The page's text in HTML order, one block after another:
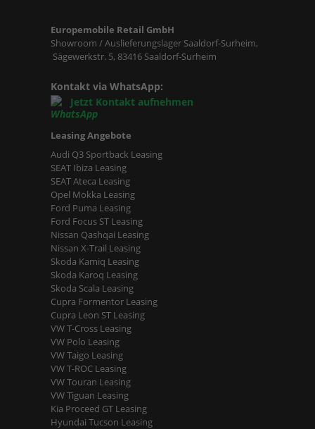
Europemobile Retail GmbH
Showroom / Auslieferungslager Saaldorf-Surheim,
Sägewerkstr. 5, 83416 Saaldorf-Surheim
Kontakt via WhatsApp:
Jetzt Kontakt aufnehmen
Leasing Angebote
Audi Q3 Sportback Leasing
SEAT Ibiza Leasing
SEAT Ateca Leasing
Opel Mokka Leasing
Ford Puma Leasing
Ford Focus ST Leasing
Nissan Qashqai Leasing
Nissan X-Trail Leasing
Skoda Kamiq Leasing
Skoda Karoq Leasing
Skoda Scala Leasing
Cupra Formentor Leasing
Cupra Leon ST Leasing
VW T-Cross Leasing
VW Polo Leasing
VW Taigo Leasing
VW T-ROC Leasing
VW Touran Leasing
VW Tiguan Leasing
Kia Proceed GT Leasing
Hyundai Tucson Leasing